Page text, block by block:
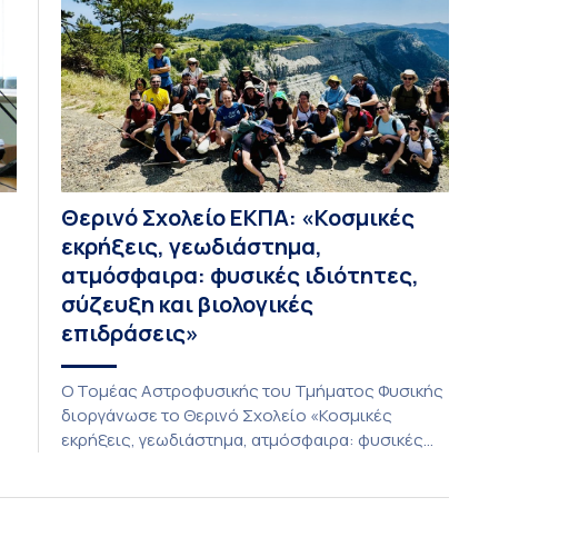
Θερινό Σχολείο ΕΚΠΑ: «Κοσμικές
εκρήξεις, γεωδιάστημα,
ατμόσφαιρα: φυσικές ιδιότητες,
σύζευξη και βιολογικές
επιδράσεις»
Ο Τομέας Αστροφυσικής του Τμήματος Φυσικής
διοργάνωσε το Θερινό Σχολείο «Κοσμικές
εκρήξεις, γεωδιάστημα, ατμόσφαιρα: φυσικές